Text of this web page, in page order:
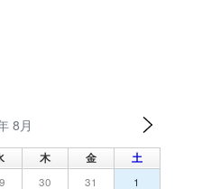
8月
木 金 土
30 31 1